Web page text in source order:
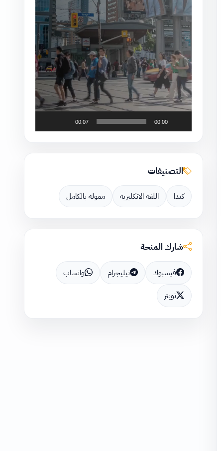
00:00
00:07
التصنيفات
كندا اللغة الانكليزية ممولة بالكامل
شارك المنحة
فيسبوك تيليجرام واتساب
تويتر